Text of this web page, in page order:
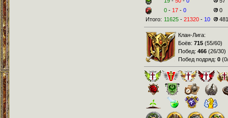
0 - 17 - 0
0
Итого: 11625 - 21320 - 10
Клан-Лига:
Боёв: 715 (55/60)
Побед: 466 (26/30)
Побед подряд: 0 (